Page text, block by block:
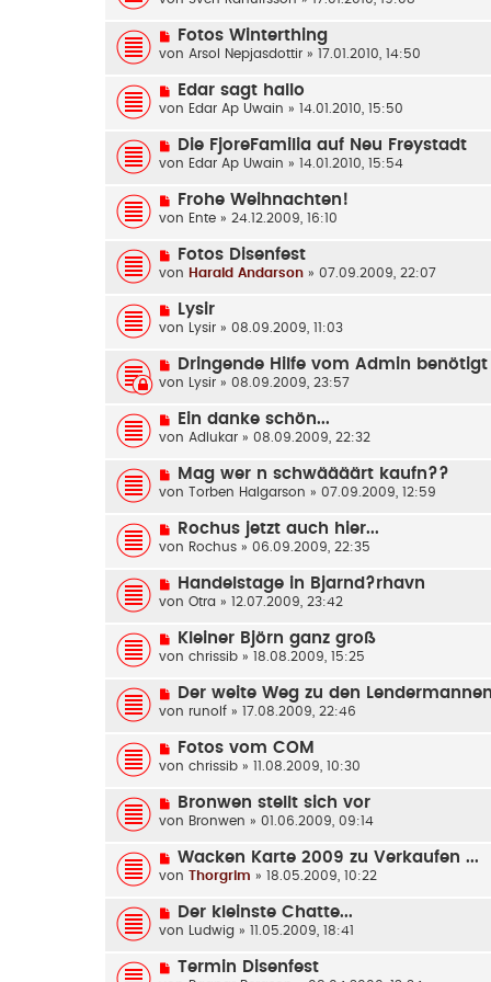
Fotos Winterthing
von Arsol Nepjasdottir » 17.01.2010, 14:50
Edar sagt hallo
von Edar Ap Uwain » 14.01.2010, 15:50
Die FjoreFamilia auf Neu Freystadt
von Edar Ap Uwain » 14.01.2010, 15:54
Frohe Weihnachten!
von Ente » 24.12.2009, 16:10
Fotos Disenfest
von Harald Andarson » 07.09.2009, 22:07
Lysir
von Lysir » 08.09.2009, 11:03
Dringende Hilfe vom Admin benötigt
von Lysir » 08.09.2009, 23:57
Ein danke schön...
von Adlukar » 08.09.2009, 22:32
Mag wer n schwäääärt kaufn??
von Torben Halgarson » 07.09.2009, 12:59
Rochus jetzt auch hier...
von Rochus » 06.09.2009, 22:35
Handelstage in Bjarnd?rhavn
von Otra » 12.07.2009, 23:42
Kleiner Björn ganz groß
von chrissib » 18.08.2009, 15:25
Der weite Weg zu den Lendermannen
von runolf » 17.08.2009, 22:46
Fotos vom COM
von chrissib » 11.08.2009, 10:30
Bronwen stellt sich vor
von Bronwen » 01.06.2009, 09:14
Wacken Karte 2009 zu Verkaufen ...
von Thorgrim » 18.05.2009, 10:22
Der kleinste Chatte...
von Ludwig » 11.05.2009, 18:41
Termin Disenfest